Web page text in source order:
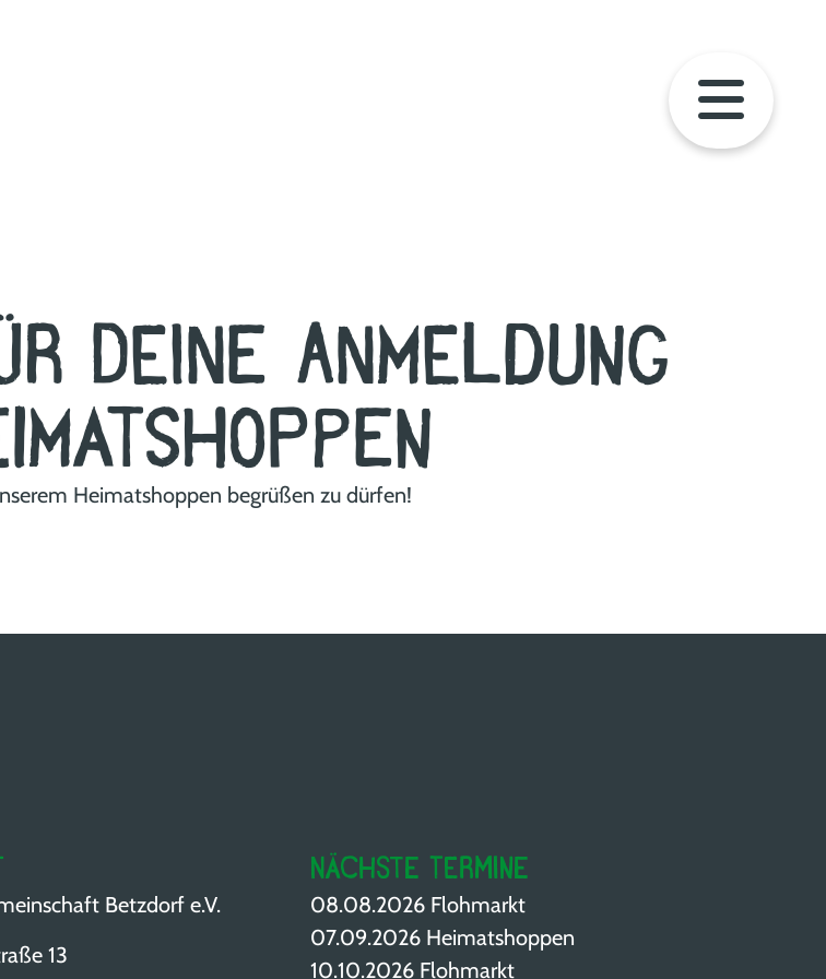
deine Anmeldung
Heimatshoppen begrüßen zu dürfen!
Betzdorf e.V.
13
Nächste Termine
08.08.2026 Flohmarkt
07.09.2026 Heimatshoppen
10.10.2026 Flohmarkt